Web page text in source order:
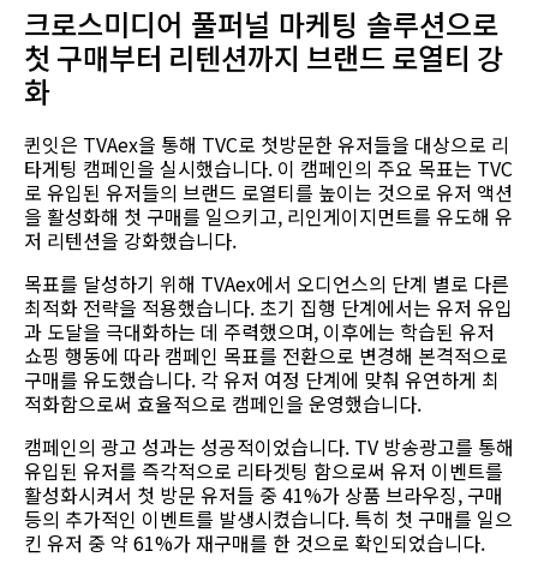
크로스미디어 풀퍼널 마케팅 솔루션으로
첫 구매부터 리텐션까지 브랜드 로열티 강
화
퀸잇은 TVAex을 통해 TVC로 첫방문한유저들을 대상으로 리
타게팅 캠페인을 실시했습니다. 이 캠페인의 주요 목표는 TVC
로 유입된 유저들의 브랜드 로열티를 높이는 것으로 유저 액션
을 활성화해 첫 구매를 일으키고, 리인게이지먼트를 유도해 유
저 리텐션을 강화했습니다.
목표를 달성하기 위해 TVAex에서 오디언스의 단계 별로 다른
최적화 전략을 적용했습니다. 초기 집행 단계에서는 유저 유입
과 도달을 극대화하는 데 주력했으며, 이후에는 학습된 유저
쇼핑 행동에 따라 캠페인 목표를 전환으로 변경해 본격적으로
구매를 유도했습니다. 각 유저 여정 단계에 맞춰 유연하게 최
적화함으로써 효율적으로 캠페인을 운영했습니다.
캠페인의 광고 성과는 성공적이었습니다. TV 방송광고를 통해
유입된 유저를 즉각적으로 리타겟팅 함으로써 유저 이벤트를
활성화시켜서 첫 방문 유저들 중 41%가 상품 브라우징, 구매
등의 추가적인 이벤트를 발생시켰습니다.특히 첫 구매를 일으
킨 유저 중 약 61%가재구매를 한 것으로 확인되었습니다.